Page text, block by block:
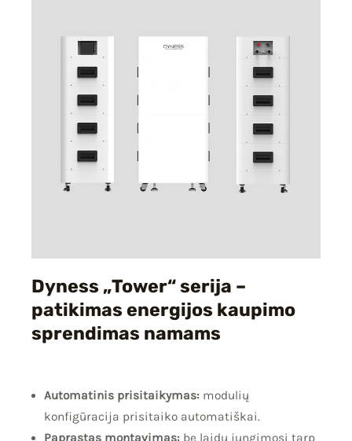
Dyness „Tower“ serija –
patikimas energijos kaupimo
sprendimas namams
Automatinis prisitaikymas:modulių
konfigūracija prisitaiko automatiškai.
Paprastas montavimas:be laidų jungimosi tarp